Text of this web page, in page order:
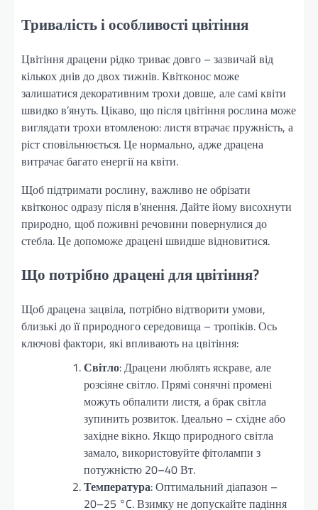
Тривалість і особливості цвітіння
Цвітіння драцени рідко триває довго – зазвичай від
кількох днів до двох тижнів. Квітконос може
залишатися декоративним трохи довше, але самі квіти
швидко в’януть. Цікаво, що після цвітіння рослина може
виглядати трохи втомленою: листя втрачає пружність, а
ріст сповільнюється. Це нормально, адже драцена
витрачає багато енергії на квіти.
Щоб підтримати рослину, важливо не обрізати
квітконос одразу після в’янення. Дайте йому висохнути
природно, щоб поживні речовини повернулися до
стебла. Це допоможе драцені швидше відновитися.
Що потрібно драцені для цвітіння?
Щоб драцена зацвіла, потрібно відтворити умови,
близькі до її природного середовища – тропіків. Ось
ключові фактори, які впливають на цвітіння:
Світло: Драцени люблять яскраве, але
розсіяне світло. Прямі сонячні промені
можуть обпалити листя, а брак світла
зупинить розвиток. Ідеально – східне або
західне вікно. Якщо природного світла
замало, використовуйте фітолампи з
потужністю 20–40 Вт.
Температура: Оптимальний діапазон –
20–25 °C. Взимку не допускайте падіння